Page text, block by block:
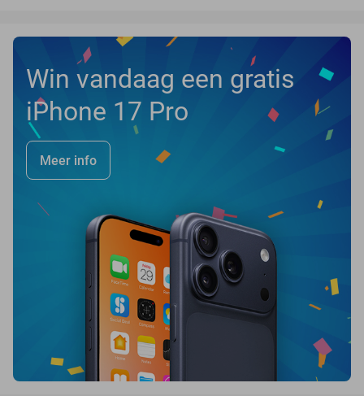
Win vandaag een gratis
iPhone 17 Pro
Meer info